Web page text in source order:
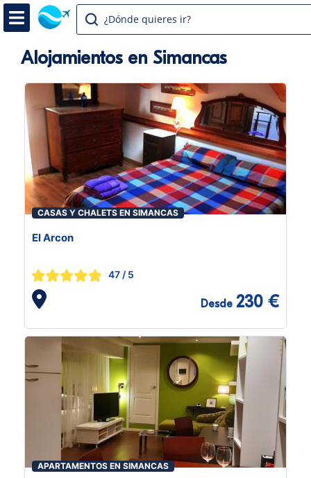
¿Dónde quieres ir?
Alojamientos en Simancas
CASAS Y CHALETS EN SIMANCAS
El Arcon
47 / 5
Desde 230 €
APARTAMENTOS EN SIMANCAS